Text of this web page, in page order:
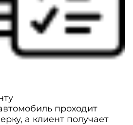
проходит
а клиент получает